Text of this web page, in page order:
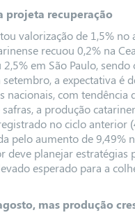
projeta recuperação
valorização de 1,5% no
recuou 0,2% na
em São Paulo,
a expectativa é
com tendência
a produção
no ciclo anterior
pelo aumento de 9,49%
deve planejar estratégias
esperado para a
mas produção